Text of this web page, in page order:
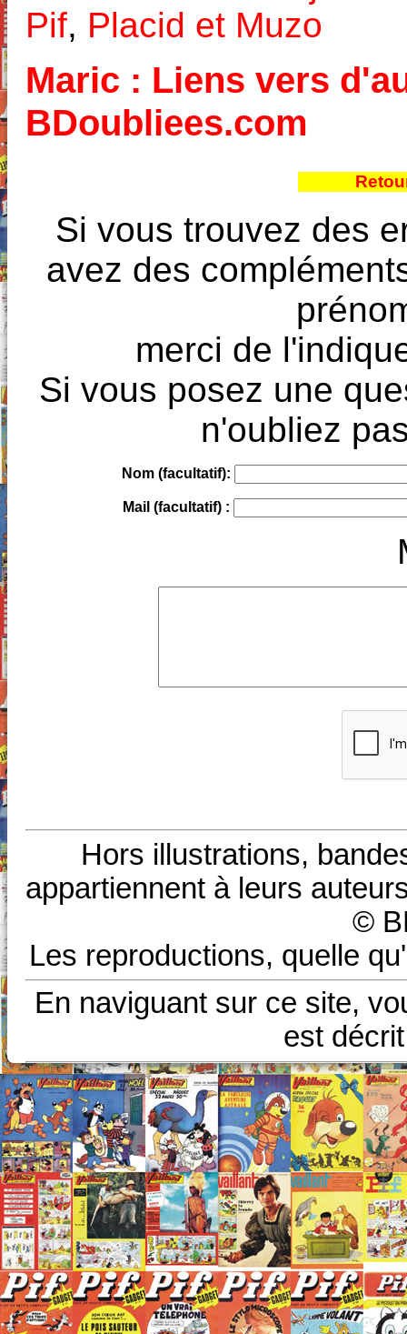
Pif, Placid et Muzo
Maric : Liens vers
BDoubliees.com
Si vous trouvez des
avez des
merci de
Si vous posez une
n'oubliez
Nom (facultatif):
Mail (facultatif) :
Hors illustrations,
appartiennent à leurs
©
Les reproductions, quelle
En naviguant sur ce site,
est